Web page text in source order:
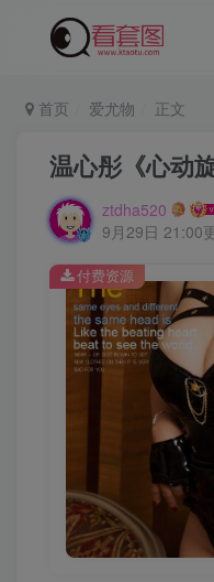
首页 爱尤物 正文
温心彤《心动
ztdha520
9月29日 21:00
付费资源